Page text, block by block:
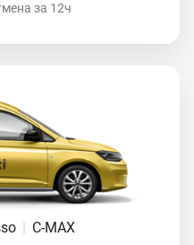
за 12ч
| C-MAX